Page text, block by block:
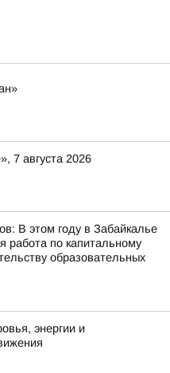
7 августа 2026
В этом году в Забайкалье
работа по капитальному
образовательных
энергии и